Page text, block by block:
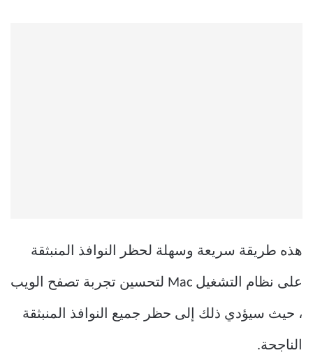
هذه طريقة سريعة وسهلة لحظر النوافذ المنبثقة
على نظام التشغيل Mac لتحسين تجربة تصفح الويب
، حيث سيؤدي ذلك إلى حظر جميع النوافذ المنبثقة
الناجحة.